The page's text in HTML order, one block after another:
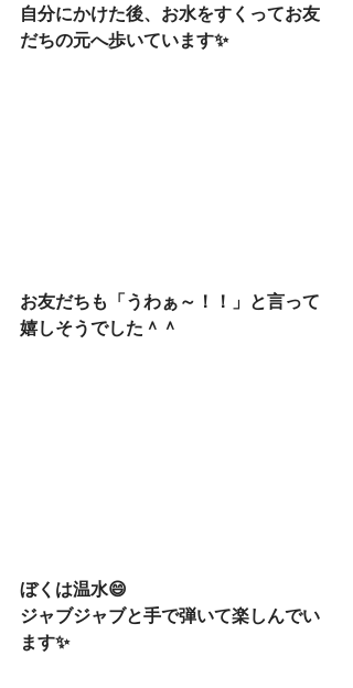
自分にかけた後、お水をすくってお友
だちの元へ歩いています✨
お友だちも「うわぁ～！！」と言って
嬉しそうでした＾＾
ぼくは温水😄
ジャブジャブと手で弾いて楽しんでい
ます✨